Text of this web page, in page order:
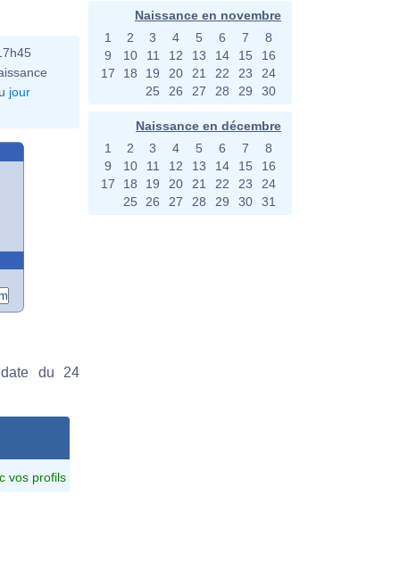
jour
du 24
vos profils
Naissance en novembre
1
2 3 4 5 6 7
8
9
10 11 12 13 14 15
16
17
18 19 20 21 22 23
24
25
26 27 28 29 30
Naissance en décembre
1
2 3 4 5 6 7
8
9
10 11 12 13 14 15
16
17
18 19 20 21 22 23
24
25
26 27 28 29 30 31